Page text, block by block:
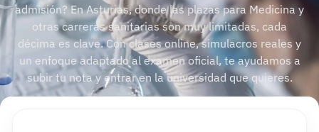
admisión? En Asturias, donde las plazas para Medicina y
otras carreras sanitarias son muy limitadas, cada
décima es clave. Con clases online, simulacros reales y
un enfoque adaptado al examen oficial, te ayudamos a
subir tu nota y entrar en la universidad que quieres.